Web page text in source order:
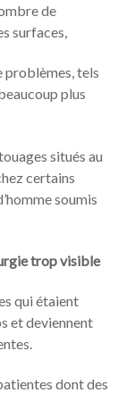
de
surfaces,
problèmes, tels
plus
situés au
certains
soumis
trop visible
qui étaient
et deviennent
dont des